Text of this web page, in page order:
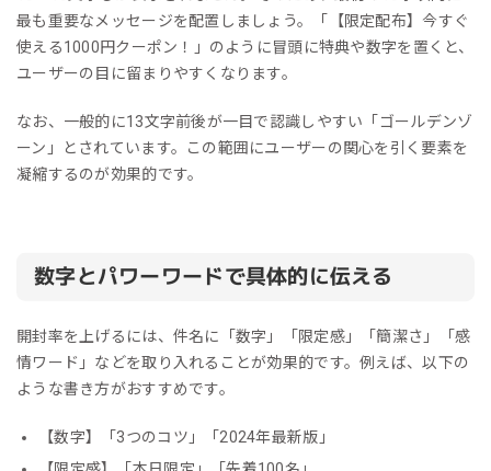
最も重要なメッセージを配置しましょう。「【限定配布】今すぐ
使える1000円クーポン！」のように冒頭に特典や数字を置くと、
ユーザーの目に留まりやすくなります。
なお、一般的に13文字前後が一目で認識しやすい「ゴールデンゾ
ーン」とされています。この範囲にユーザーの関心を引く要素を
凝縮するのが効果的です。
数字とパワーワードで具体的に伝える
開封率を上げるには、件名に「数字」「限定感」「簡潔さ」「感
情ワード」などを取り入れることが効果的です。例えば、以下の
ような書き方がおすすめです。
【数字】「3つのコツ」「2024年最新版」